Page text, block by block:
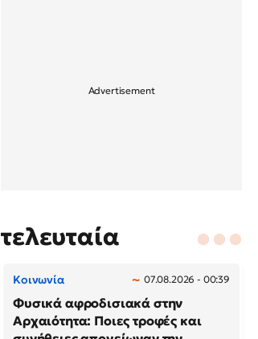
τελευταία
Κοινωνία 07.08.2026 - 00:39
Φυσικά αφροδισιακά στην
Αρχαιότητα: Ποιες τροφές και